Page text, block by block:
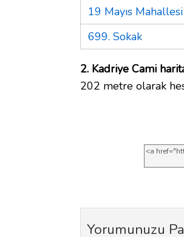
19 Mayıs Mahallesi
699. Sokak
2. Kadriye Cami
202 metre olarak
Yorumunuzu